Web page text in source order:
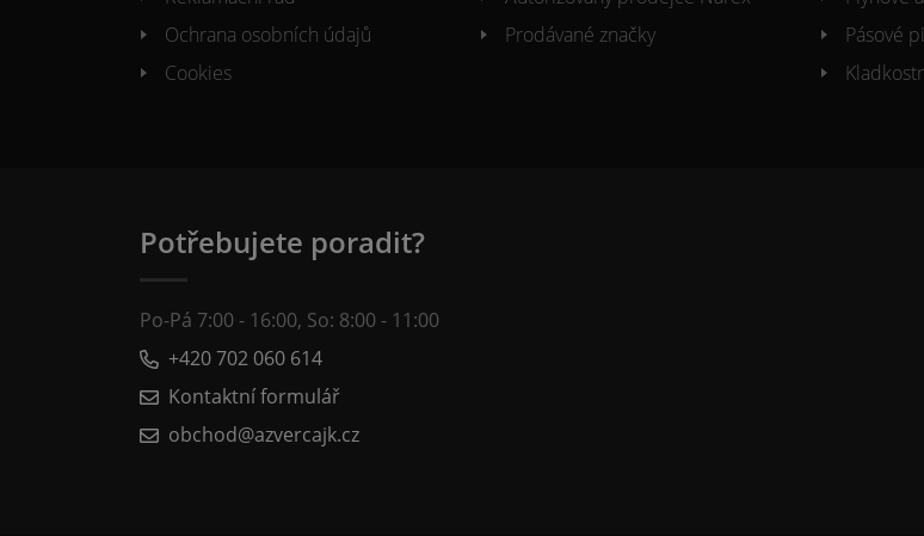
Ochrana osobních údajů
Cookies
Prodávané značky
Pásové
Potřebujete poradit?
Po-Pá 7:00 - 16:00, So: 8:00 - 11:00
+420 702 060 614
Kontaktní formulář
obchod@azvercajk.cz